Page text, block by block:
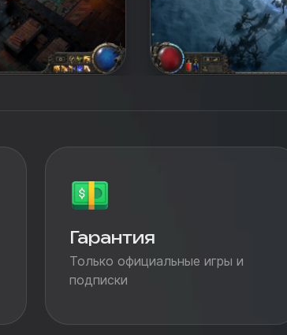
Гарантия
Только официальные игры и
подписки